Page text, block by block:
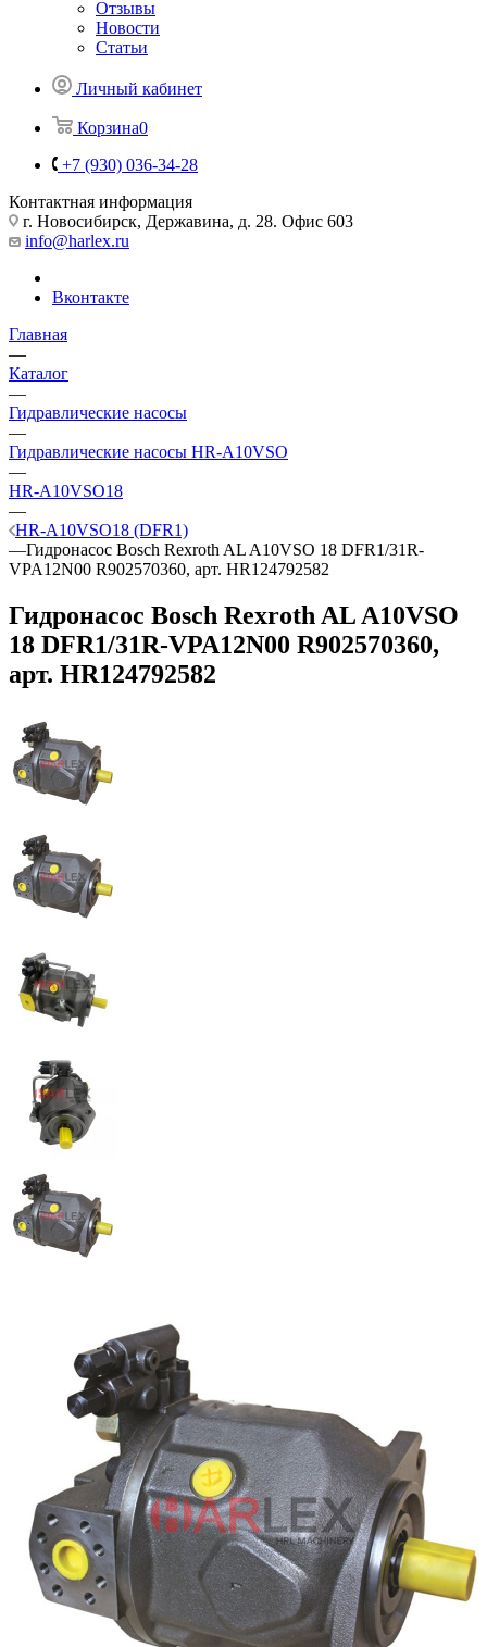
Отзывы
Новости
Статьи
Личный кабинет
Корзина0
+7 (930) 036-34-28
Контактная информация
г. Новосибирск, Державина, д. 28. Офис 603
info@harlex.ru
Вконтакте
Главная
—
Каталог
—
Гидравлические насосы
—
Гидравлические насосы HR-A10VSO
—
HR-A10VSO18
—
HR-A10VSO18 (DFR1)
—Гидронасос Bosch Rexroth AL A10VSO 18 DFR1/31R-
VPA12N00 R902570360, арт. HR124792582
Гидронасос Bosch Rexroth AL A10VSO
18 DFR1/31R-VPA12N00 R902570360,
арт. HR124792582